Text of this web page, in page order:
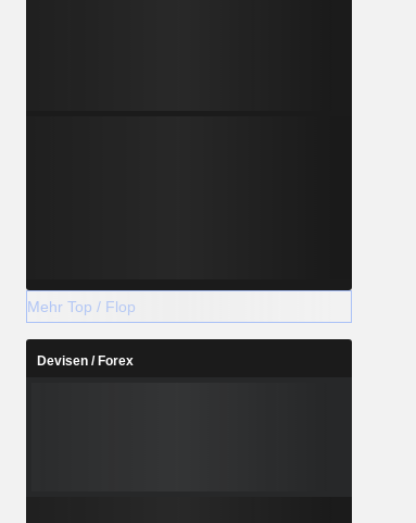
Mehr Top / Flop
Devisen / Forex